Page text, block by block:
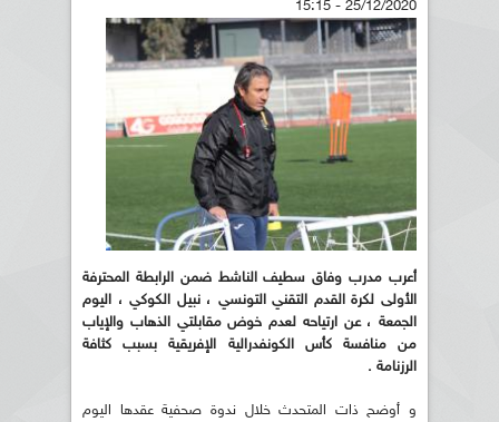
25/12/2020 - 15:15
أعرب مدرب وفاق سطيف الناشط ضمن الرابطة المحترفة
الأولى لكرة القدم التقني التونسي ، نبيل الكوكي ، اليوم
الجمعة ، عن ارتياحه لعدم خوض مقابلتي الذهاب والإياب
من منافسة كأس الكونفدرالية الإفريقية بسبب كثافة
الرزنامة .
و أوضح ذات المتحدث خلال ندوة صحفية عقدها اليوم